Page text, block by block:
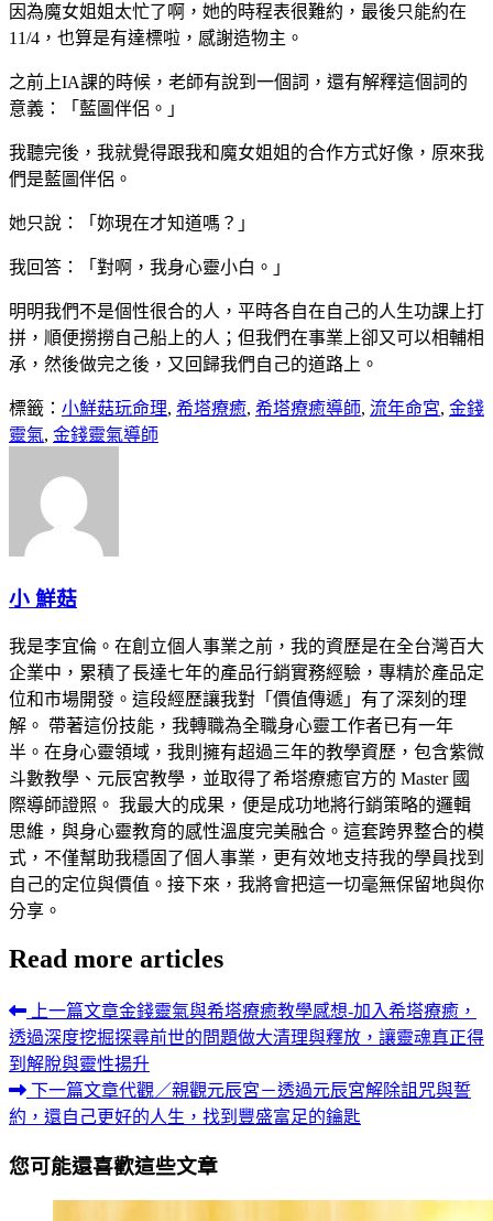
因為魔女姐姐太忙了啊，她的時程表很難約，最後只能約在
11/4，也算是有達標啦，感謝造物主。
之前上IA課的時候，老師有說到一個詞，還有解釋這個詞的
意義：「藍圖伴侶。」
我聽完後，我就覺得跟我和魔女姐姐的合作方式好像，原來我
們是藍圖伴侶。
她只說：「妳現在才知道嗎？」
我回答：「對啊，我身心靈小白。」
明明我們不是個性很合的人，平時各自在自己的人生功課上打
拼，順便撈撈自己船上的人；但我們在事業上卻又可以相輔相
承，然後做完之後，又回歸我們自己的道路上。
標籤： 小鮮菇玩命理, 希塔療癒, 希塔療癒導師, 流年命宮, 金錢
靈氣, 金錢靈氣導師
小 鮮菇
我是李宜倫。在創立個人事業之前，我的資歷是在全台灣百大
企業中，累積了長達七年的產品行銷實務經驗，專精於產品定
位和市場開發。這段經歷讓我對「價值傳遞」有了深刻的理
解。 帶著這份技能，我轉職為全職身心靈工作者已有一年
半。在身心靈領域，我則擁有超過三年的教學資歷，包含紫微
斗數教學、元辰宮教學，並取得了希塔療癒官方的 Master 國
際導師證照。 我最大的成果，便是成功地將行銷策略的邏輯
思維，與身心靈教育的感性溫度完美融合。這套跨界整合的模
式，不僅幫助我穩固了個人事業，更有效地支持我的學員找到
自己的定位與價值。接下來，我將會把這一切毫無保留地與你
分享。
Read more articles
上一篇文章金錢靈氣與希塔療癒教學感想-加入希塔療癒，
透過深度挖掘探尋前世的問題做大清理與釋放，讓靈魂真正得
到解脫與靈性揚升
下一篇文章代觀／親觀元辰宮－透過元辰宮解除詛咒與誓
約，還自己更好的人生，找到豐盛富足的鑰匙
您可能還喜歡這些文章